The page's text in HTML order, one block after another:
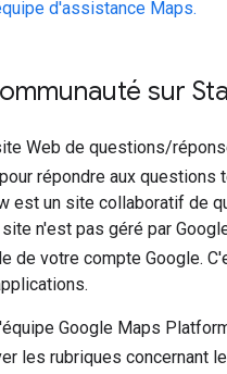
d'assistance Maps.
sur
Web de questions/
pour répondre aux questions
est un site collaboratif de
site n'est pas géré par
de votre compte Google.
Google Maps
les rubriques concernant